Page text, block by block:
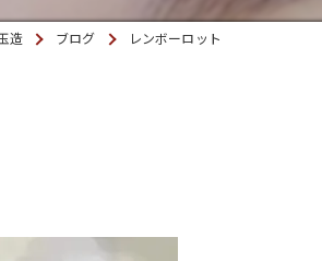
造 ブログ レンボーロット